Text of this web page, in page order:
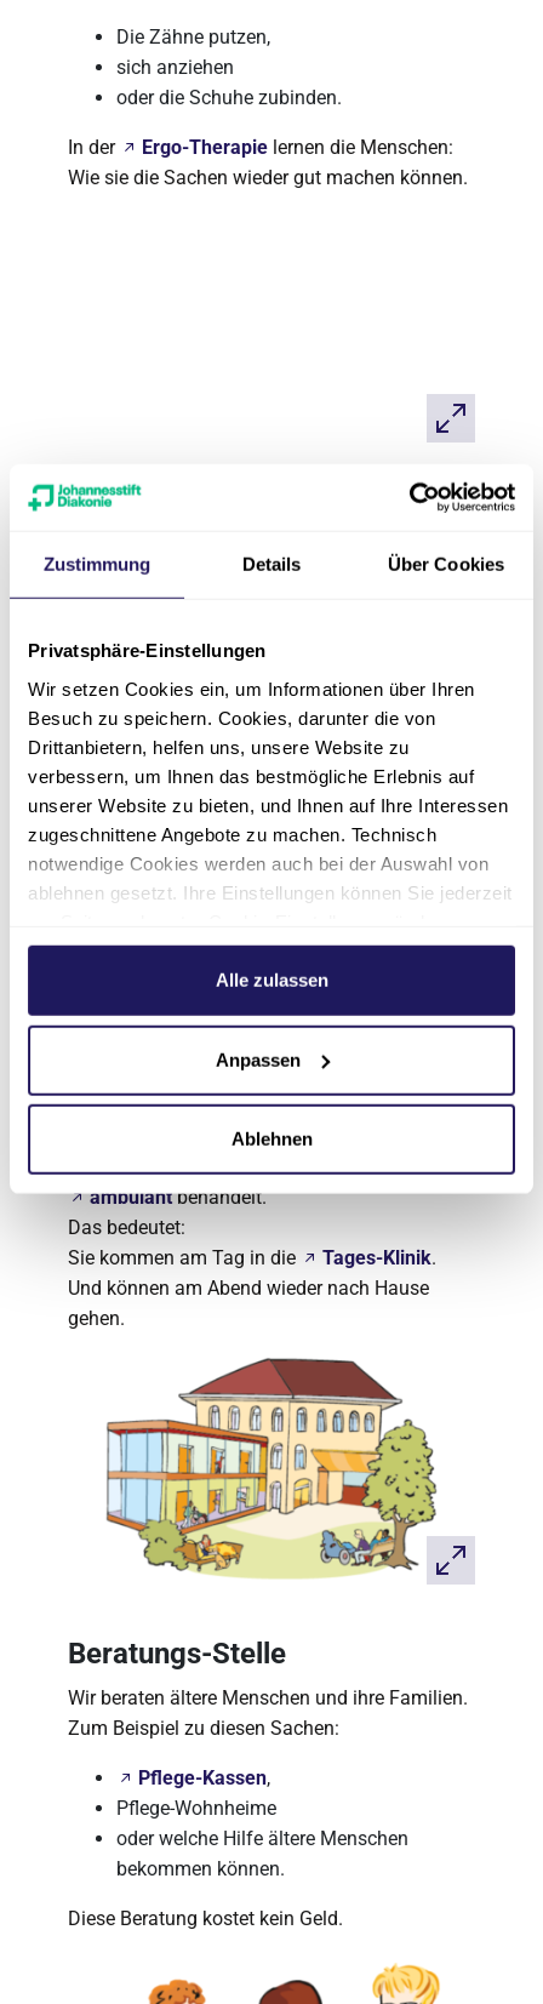
Zustimmung Details Über Cookies
Privatsphäre-Einstellungen
Wir setzen Cookies ein, um Informationen über Ihren
Besuch zu speichern. Cookies, darunter die von
Drittanbietern, helfen uns, unsere Website zu
verbessern, um Ihnen das bestmögliche Erlebnis auf
unserer Website zu bieten, und Ihnen auf Ihre Interessen
zugeschnittene Angebote zu machen. Technisch
notwendige Cookies werden auch bei der Auswahl von
ablehnen gesetzt. Ihre Einstellungen können Sie jederzeit
Weitere Informationen hierzu finden Sie in unserer
.
Alle zulassen
Anpassen
Ablehnen
Die Zähne putzen,
sich anziehen
oder die Schuhe zubinden.
In der Ergo-Therapie lernen die Menschen:
Wie sie die Sachen wieder gut machen können.
Ernährungs-Beratung
Gute Ernährung
ist auch für ältere Menschen
Welches Essen gesund ist.
Oder wie sie gesund kochen können.
Die Tages-Klinik
In unserer Tages-Klinik gibt es die gleichen
Behandlungen
wie in unserem Kranken-Haus.
Aber in der Tages-Klinik werden die Menschen
ambulantbehandelt.
Das bedeutet:
Sie kommen am Tag in die
Tages-Klinik.
Und können am Abend wieder nach Hause
gehen.
Beratungs-Stelle
Wir beraten ältere Menschen und ihre Familien.
Zum Beispiel zu diesen Sachen:
Pflege-Kassen,
Pflege-Wohnheime
oder welche Hilfe ältere Menschen
bekommen können.
Diese Beratung kostet kein Geld.